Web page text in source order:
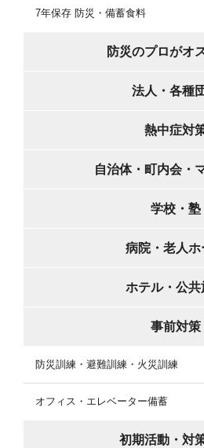
7年保存 防災・備蓄食料
防災のプロがオ
法人・各種
熱中症対
自治体・町内会・
学校・塾
病院・老人ホ
ホテル・公共
事前対策
防災訓練・避難訓練・火災訓練
オフィス・エレベーター備蓄
初期活動・対